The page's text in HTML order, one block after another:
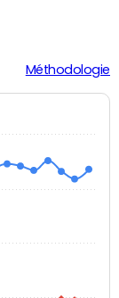
Méthodologie